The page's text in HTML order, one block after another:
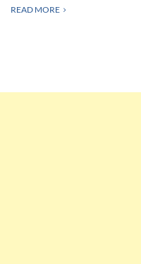
READ MORE